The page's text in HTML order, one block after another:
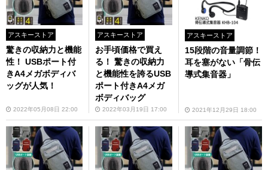
アスキーストア
驚きの収納力と機能
性！ USBポート付
きA4メガボディバ
ッグが人気！
2022年05月08日 22:00
アスキーストア
お手頃価格で買え
る！ 驚きの収納力
と機能性を誇るUSB
ポート付きA4メガ
ボディバッグ
2022年03月19日 17:00
アスキーストア
15段階の音量調節！
耳を塞がない「骨伝
導式集音器」
2021年12月29日 18:00